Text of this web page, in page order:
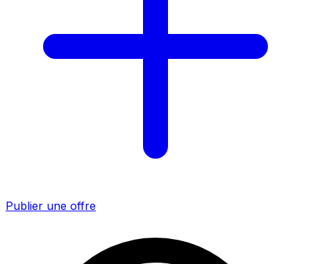
Publier une offre